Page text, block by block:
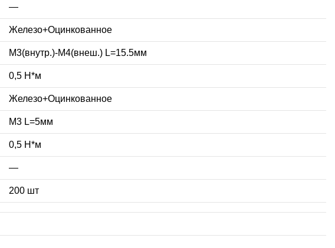
—
Железо+Оцинкованное
M3(внутр.)-M4(внеш.) L=15.5мм
0,5 Н*м
Железо+Оцинкованное
М3 L=5мм
0,5 Н*м
—
200 шт